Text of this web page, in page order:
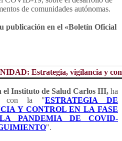
de comunidades autónomas.
publicación en el «Boletín Oficial
Estrategia, vigilancia y
el Instituto de Salud Carlos III, ha
con la "ESTRATEGIA DE
Y CONTROL EN LA FASE
PANDEMIA DE COVID-
".